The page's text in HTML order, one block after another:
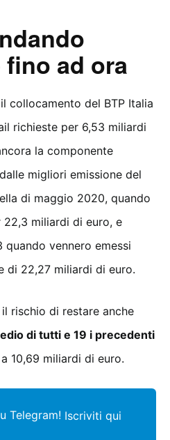
fino ad ora
collocamento del BTP Italia
richieste per 6,53 miliardi
la componente
migliori emissione del
di maggio 2020, quando
miliardi di euro, e
vennero emessi
di 22,27 miliardi di euro.
rischio di restare anche
di tutti e 19 i precedenti
10,69 miliardi di euro.
Telegram! Iscriviti qui